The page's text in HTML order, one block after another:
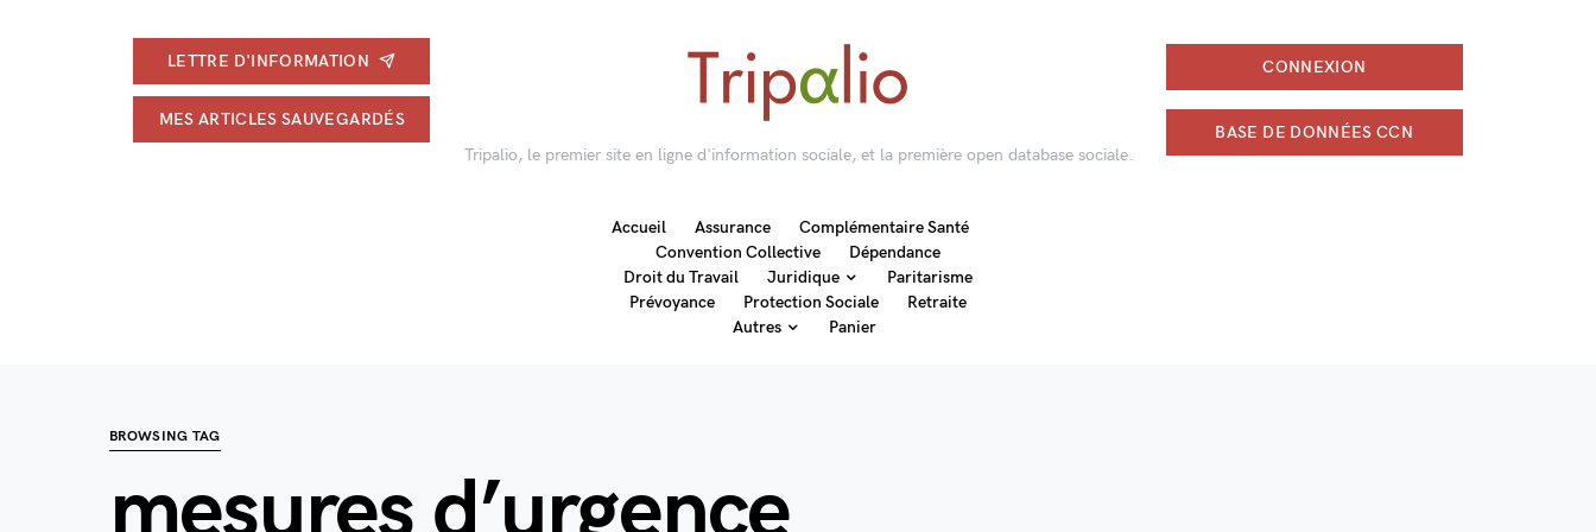
LETTRE D'INFORMATION
MES ARTICLES SAUVEGARDÉS
Tripalio, le premier site en ligne d'information sociale, et la première open database sociale.
CONNEXION
BASE DE DONNÉES CCN
Accueil Assurance
Complémentaire Santé
Convention Collective
Dépendance
Droit du Travail
Juridique
Paritarisme
Prévoyance
Protection Sociale
Retraite
Autres
Panier
BROWSING TAG